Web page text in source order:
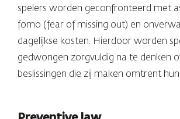
spelers worden geconfronteerd met
fomo (fear of missing out) en
dagelijkse kosten. Hierdoor worden
gedwongen zorgvuldig na te denken
beslissingen die zij maken omtrent